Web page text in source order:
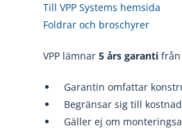
Till VPP Systems hemsida
Foldrar och broschyrer
VPP lämnar 5 års garantifrån
Garantin omfattar
Begränsar sig till
Gäller ej om